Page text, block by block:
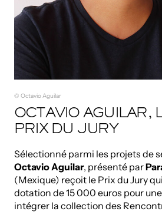
© Octavio Aguilar
OCTAVIO AGUILAR,
PRIX DU JURY
Sélectionné parmi les projets de
Octavio Aguilar, présenté par
(Mexique) reçoit le Prix du Jury
dotation de 15 000 euros pour
intégrer la collection des